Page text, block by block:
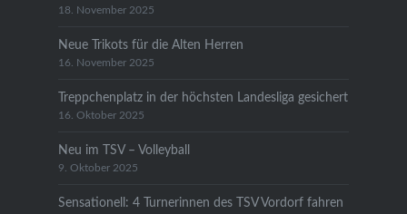
18. November 2025
Neue Trikots für die Alten Herren
16. November 2025
Treppchenplatz in der höchsten Landesliga gesichert
16. Oktober 2025
Neu im TSV – Volleyball
9. Oktober 2025
Sensationell: 4 Turnerinnen des TSV Vordorf fahren